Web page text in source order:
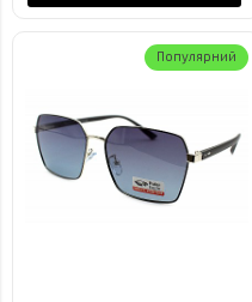
Популярний